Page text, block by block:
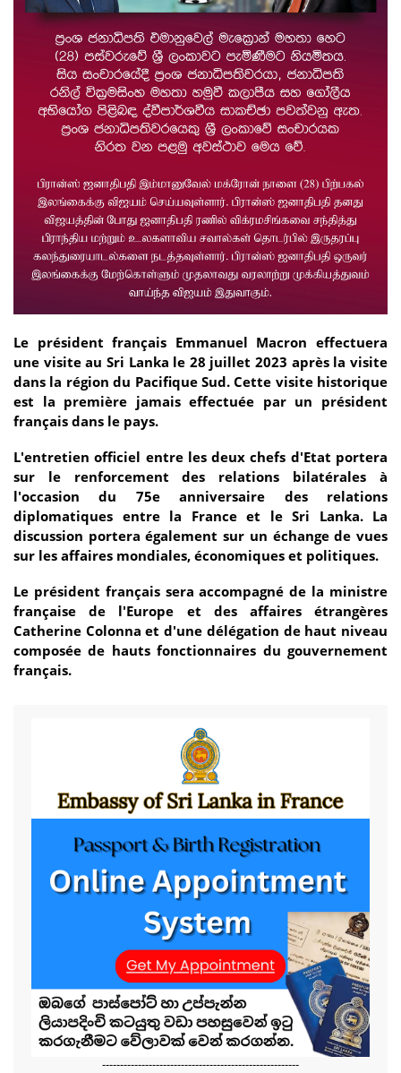
Le président français Emmanuel Macron effectuera
une visite au Sri Lanka le 28 juillet 2023 après la visite
dans la région du Pacifique Sud. Cette visite historique
est la première jamais effectuée par un président
français dans le pays.
L'entretien officiel entre les deux chefs d'Etat portera
sur le renforcement des relations bilatérales à
l'occasion du 75e anniversaire des relations
diplomatiques entre la France et le Sri Lanka. La
discussion portera également sur un échange de vues
sur les affaires mondiales, économiques et politiques.
Le président français sera accompagné de la ministre
française de l'Europe et des affaires étrangères
Catherine Colonna et d'une délégation de haut niveau
composée de hauts fonctionnaires du gouvernement
français.
-------------------------------------------------------